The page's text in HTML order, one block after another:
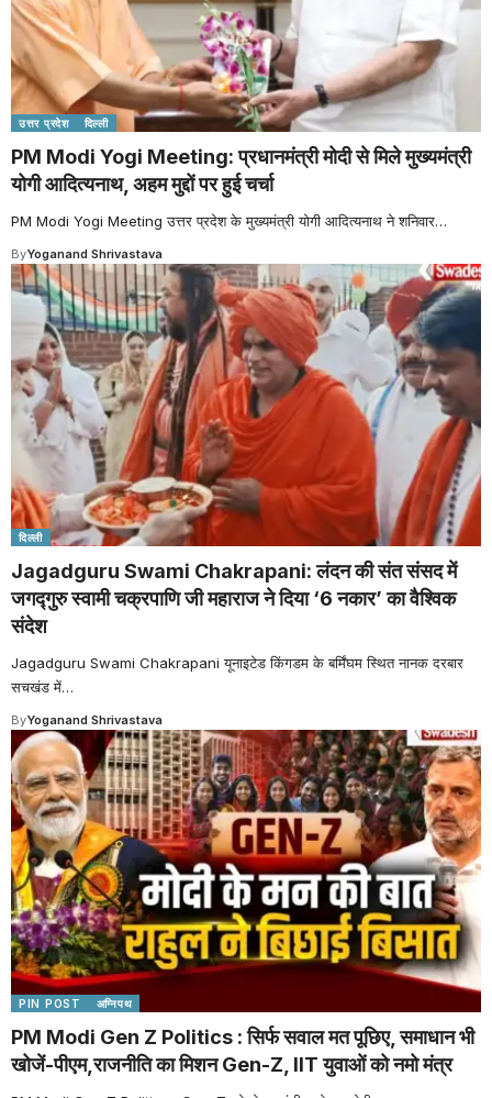
उत्तर प्रदेश दिल्ली
PM Modi Yogi Meeting: प्रधानमंत्री मोदी से मिले मुख्यमंत्री
योगी आदित्यनाथ, अहम मुद्दों पर हुई चर्चा
PM Modi Yogi Meeting उत्तर प्रदेश के मुख्यमंत्री योगी आदित्यनाथ ने शनिवार…
ByYoganand Shrivastava
दिल्ली
Jagadguru Swami Chakrapani: लंदन की संत संसद में
जगद्गुरु स्वामी चक्रपाणि जी महाराज ने दिया ‘6 नकार’ का वैश्विक
संदेश
Jagadguru Swami Chakrapani यूनाइटेड किंगडम के बर्मिंघम स्थित नानक दरबार
सचखंड में…
ByYoganand Shrivastava
PIN POST अग्निपथ
PM Modi Gen Z Politics : सिर्फ सवाल मत पूछिए, समाधान भी
खोजें-पीएम,राजनीति का मिशन Gen-Z, IIT युवाओं को नमो मंत्र